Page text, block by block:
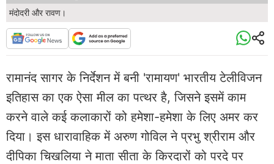
मंदोदरी और रावण।
रामानंद सागर के निर्देशन में बनी 'रामायण' भारतीय टेलीविजन
इतिहास का एक ऐसा मील का पत्थर है, जिसने इसमें काम
करने वाले कई कलाकारों को हमेशा-हमेशा के लिए अमर कर
दिया। इस धारावाहिक में अरुण गोविल ने प्रभु श्रीराम और
दीपिका चिखलिया ने माता सीता के किरदारों को परदे पर